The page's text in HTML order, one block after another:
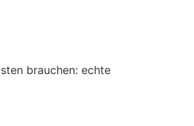
brauchen: echte